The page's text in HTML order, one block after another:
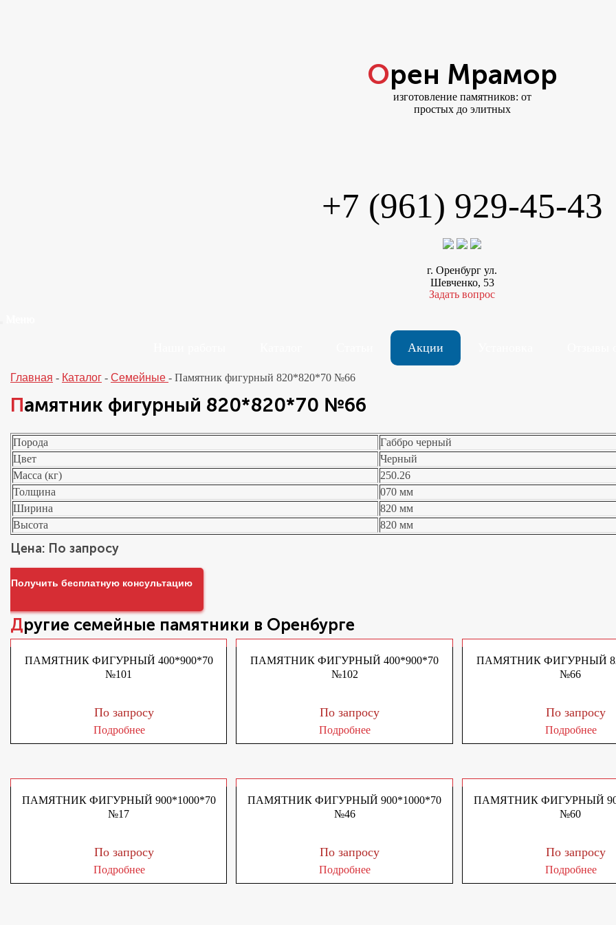
Орен Мрамор
изготовление памятников: от
простых до элитных
+7 (961) 929-45-43
г. Оренбург ул.
Шевченко, 53
Задать вопрос
Акции
Главная - Каталог - Семейные - Памятник фигурный 820*820*70 №66
Памятник фигурный 820*820*70 №66
Порода
Габбро черный
Цвет
Черный
Масса (кг)
250.26
Толщина
070 мм
Ширина
820 мм
Высота
820 мм
Цена: По запросу
Получить бесплатную консультацию
Другие семейные памятники в Оренбурге
ПАМЯТНИК ФИГУРНЫЙ 400*900*70
№101
По запросу
Подробнее
ПАМЯТНИК ФИГУРНЫЙ 400*900*70
№102
По запросу
Подробнее
ПАМЯТНИК ФИГУРНЫЙ
№66
По запросу
Подробнее
ПАМЯТНИК ФИГУРНЫЙ 900*1000*70
№17
По запросу
Подробнее
ПАМЯТНИК ФИГУРНЫЙ 900*1000*70
№46
По запросу
Подробнее
ПАМЯТНИК ФИГУРНЫЙ
№60
По запросу
Подробнее